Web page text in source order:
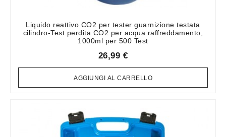
Liquido reattivo CO2 per tester guarnizione testata
cilindro-Test perdita CO2 per acqua raffreddamento,
1000ml per 500 Test
26,99 €
AGGIUNGI AL CARRELLO